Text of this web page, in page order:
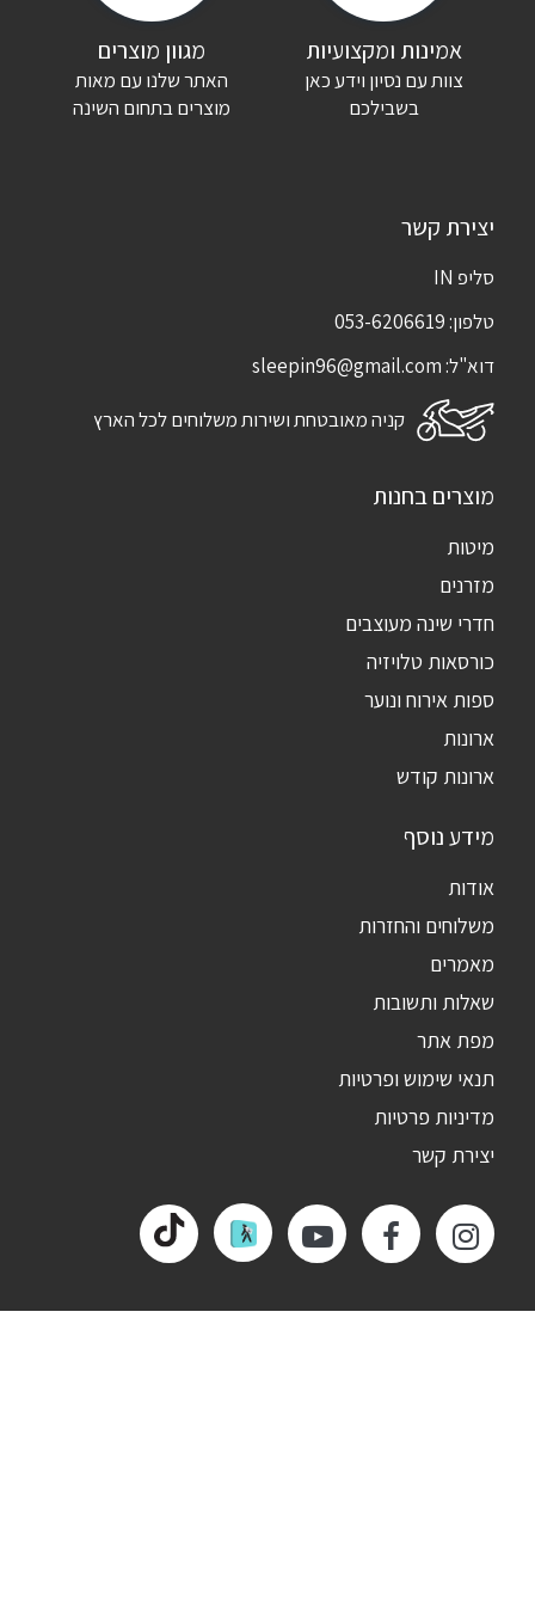
שמור בדפדפן זה את השם, האימייל והאתר שלי לפעם הבאה שאגיב.
אמינות ומקצועיות
צוות עם נסיון וידע כאן
בשבילכם
מגוון מוצרים
האתר שלנו עם מאות
מוצרים בתחום השינה
יצירת קשר
סליפ IN
טלפון:053-6206619
דוא"ל:sleepin96@gmail.com
קניה מאובטחת ושירות משלוחים לכל הארץ
מוצרים בחנות
מיטות
מזרנים
חדרי שינה מעוצבים
כורסאות טלויזיה
ספות אירוח ונוער
ארונות
ארונות קודש
מידע נוסף
אודות
משלוחים והחזרות
מאמרים
שאלות ותשובות
מפת אתר
תנאי שימוש ופרטיות
מדיניות פרטיות
יצירת קשר